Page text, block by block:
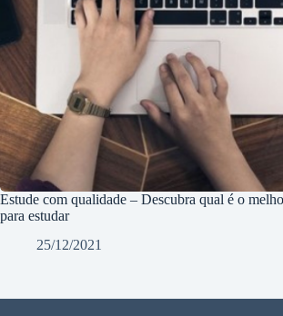
Estude com qualidade – Descubra qual é o
para estudar
25/12/2021